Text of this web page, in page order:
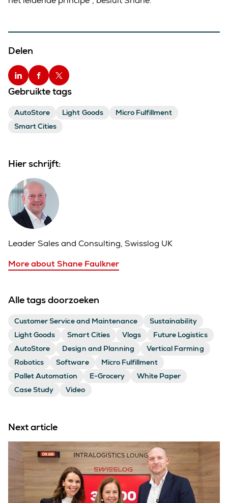
Delen
Gebruikte tags
AutoStore Light Goods
Micro Fulfillment
Smart Cities
Hier schrijft:
Leader Sales and Consulting, Swisslog UK
More about Shane Faulkner
Alle tags doorzoeken
Customer Service and Maintenance
Sustainability
Light Goods
Smart Cities Vlogs
Future Logistics
AutoStore
Design and Planning
Vertical Farming
Robotics
Software
Micro Fulfillment
Pallet Automation
E-Grocery
White Paper
Case Study
Video
Next article